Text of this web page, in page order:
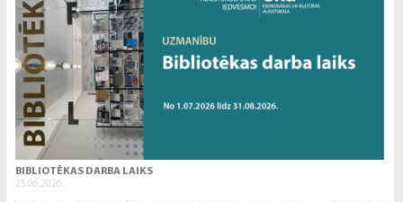
BIBLIOTĒKAS DARBA LAIKS
25.06.2026.